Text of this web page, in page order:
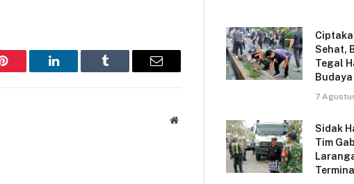
Pinterest LinkedIn Tumblr Email
Website
c
e
b
o
k
itt
er
ai
e
Sehat,
Tegal
7
Sidak
Tim